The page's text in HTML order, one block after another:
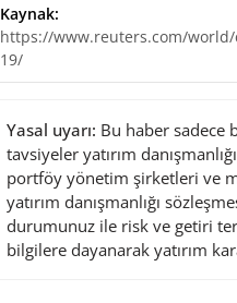
Kaynak:
https://www.reuters.com/
19/
Yasal uyarı: Bu haber sadece
tavsiyeler yatırım
portföy yönetim şirketleri ve
yatırım danışmanlığı
durumunuz ile risk ve getiri
bilgilere dayanarak yatırım